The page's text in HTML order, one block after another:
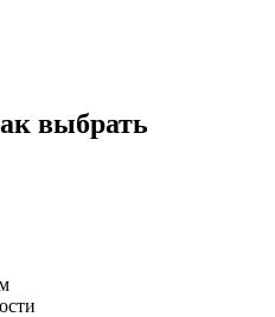
выбрать